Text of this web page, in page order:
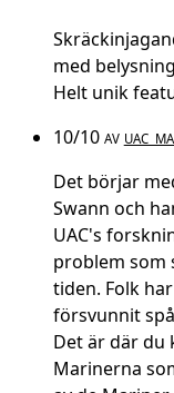
med
Helt unik
10/10 AV
Det börjar
Swann och
UAC's
problem som
tiden. Folk
försvunnit
Det är där du
Marinerna